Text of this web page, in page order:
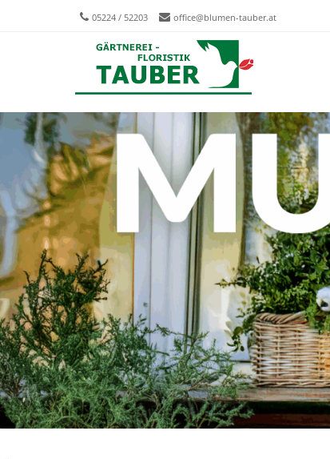
05224 / 52203 office@blumen-tauber.at